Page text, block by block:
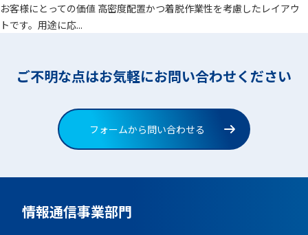
お客様にとっての価値 高密度配置かつ着脱作業性を考慮したレイアウ
トです。用途に応...
ご不明な点はお気軽にお問い合わせください
フォームから問い合わせる
情報通信事業部門